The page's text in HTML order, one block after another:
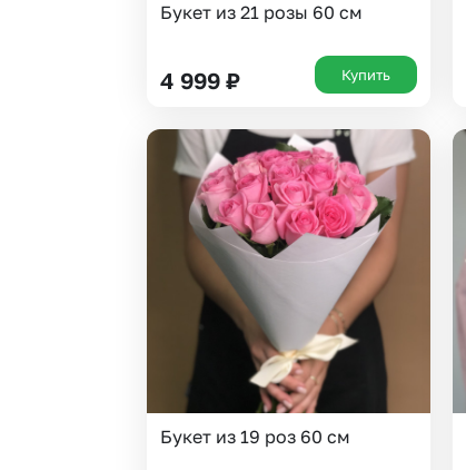
Букет из 21 розы 60 см
4 999 ₽ Купить
Букет из 19 роз 60 см